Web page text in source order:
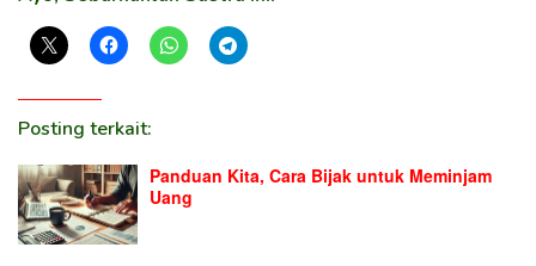
Posting terkait:
Panduan Kita, Cara Bijak untuk Meminjam
Uang